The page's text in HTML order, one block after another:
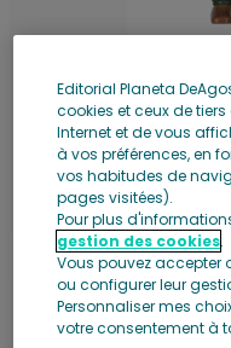
Rupture de stock
Les gardes-forestiers
Voir la collection
Numéro 5
Editorial Planeta
cookies et ceux de
Internet et de vous
à vos préférences, en
vos habitudes de
pages visitées).
Pour plus
gestion des cookies.
Vous pouvez accepter
ou configurer leur
Personnaliser mes
votre consentement à